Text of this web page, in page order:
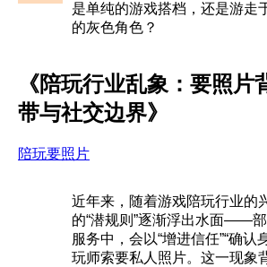
是单纯的游戏搭档，还是游走
的灰色角色？
《陪玩行业乱象：要照片
带与社交边界》
陪玩要照片
近年来，随着游戏陪玩行业的
的“潜规则”逐渐浮出水面——
服务中，会以“增进信任”“确认
玩师索要私人照片。这一现象